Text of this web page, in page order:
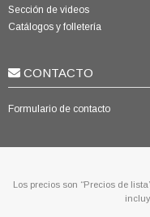
Sección de videos
Catálogos y folletería
CONTACTO
Formulario de contacto
Los precios son “Precios de